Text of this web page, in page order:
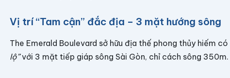
Vị trí “Tam cận” đắc địa – 3 mặt hướng sông
The Emerald Boulevard sở hữu địa thế phong thủy hiếm có
lộ”với 3 mặt tiếp giáp sông Sài Gòn, chỉ cách sông 350m.